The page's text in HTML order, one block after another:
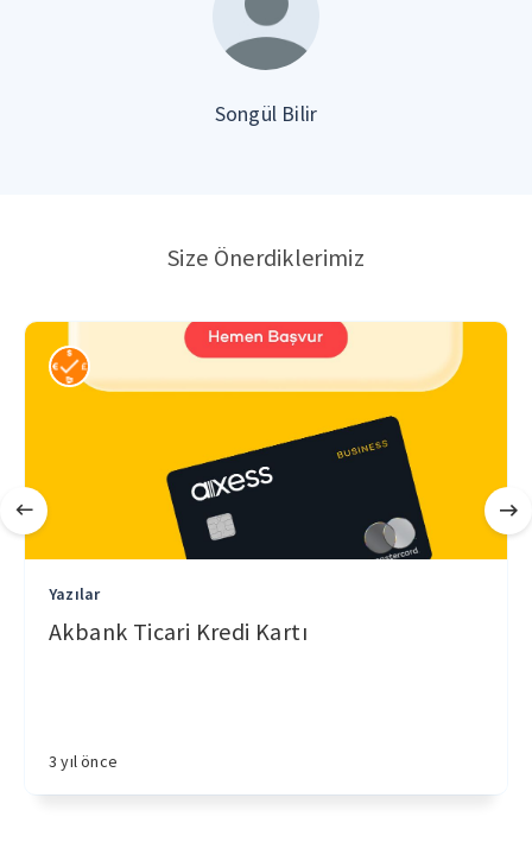
Songül Bilir
Size Önerdiklerimiz
Yazılar
Akbank Ticari Kredi Kartı
3 yıl önce